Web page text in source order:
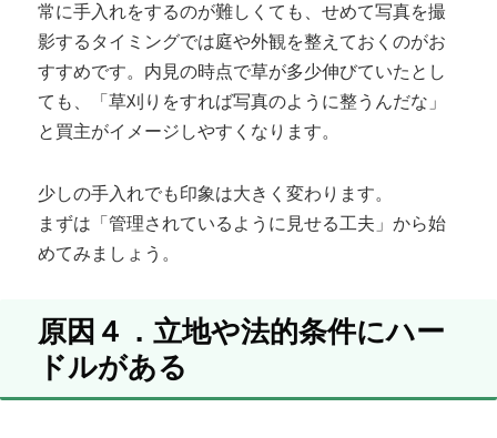
常に手入れをするのが難しくても、せめて写真を撮
影するタイミングでは庭や外観を整えておくのがお
すすめです。内見の時点で草が多少伸びていたとし
ても、「草刈りをすれば写真のように整うんだな」
と買主がイメージしやすくなります。
少しの手入れでも印象は大きく変わります。
まずは「管理されているように見せる工夫」から始
めてみましょう。
原因４．立地や法的条件にハー
ドルがある